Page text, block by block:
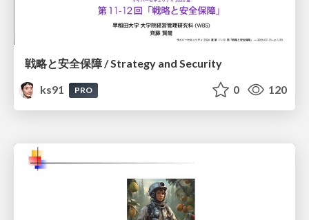
戦略と安全保障 / Strategy and Security
ks91
PRO 0 120